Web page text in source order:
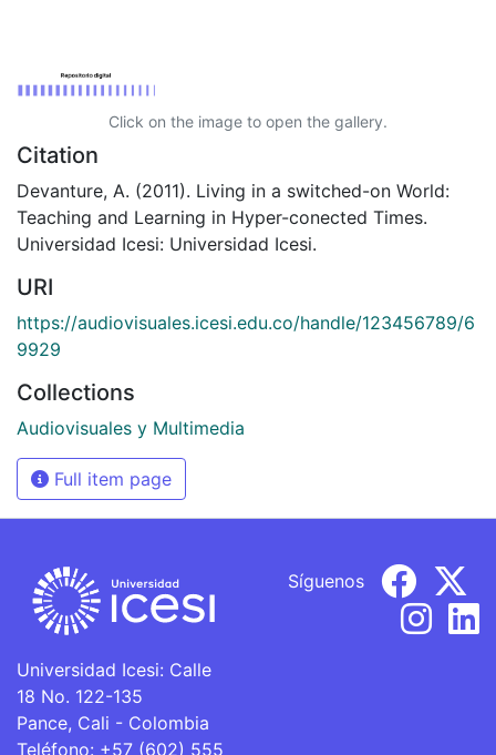
Click on the image to open the gallery.
Citation
Devanture, A. (2011). Living in a switched-on World:
Teaching and Learning in Hyper-conected Times.
Universidad Icesi: Universidad Icesi.
URI
https://audiovisuales.icesi.edu.co/handle/123456789/6
9929
Collections
Audiovisuales y Multimedia
Full item page
Universidad Icesi: Calle
18 No. 122-135
Pance, Cali - Colombia
Teléfono: +57 (602) 555
Síguenos